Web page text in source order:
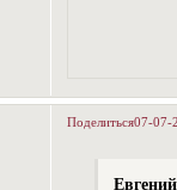
Поделиться07-07-